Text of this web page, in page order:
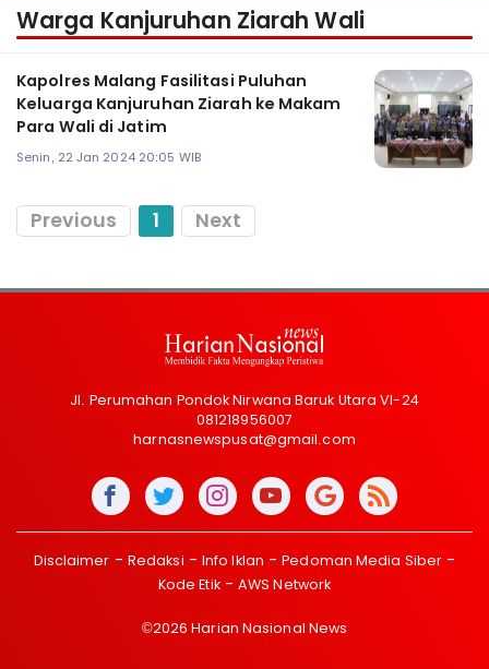
Warga Kanjuruhan Ziarah Wali
Kapolres Malang Fasilitasi Puluhan
Keluarga Kanjuruhan Ziarah ke Makam
Para Wali di Jatim
Senin, 22 Jan 2024 20:05 WIB
Previous 1 Next
Jl. Perumahan Pondok Nirwana Baruk Utara VI-24
081218956007
harnasnewspusat@gmail.com
Disclaimer Redaksi Info Iklan
Pedoman Media Siber
Kode Etik
AWS Network
©2026 Harian Nasional News